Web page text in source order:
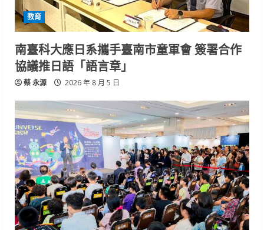
教育
南臺科大應日系攜手臺南市童軍會 簽署合作
協議推日語「語言章」
蔡 永源 2026 年 8 月 5 日